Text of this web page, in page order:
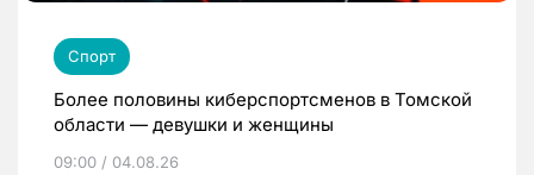
Спорт
Более половины киберспортсменов в Томской
области — девушки и женщины
09:00 / 04.08.26